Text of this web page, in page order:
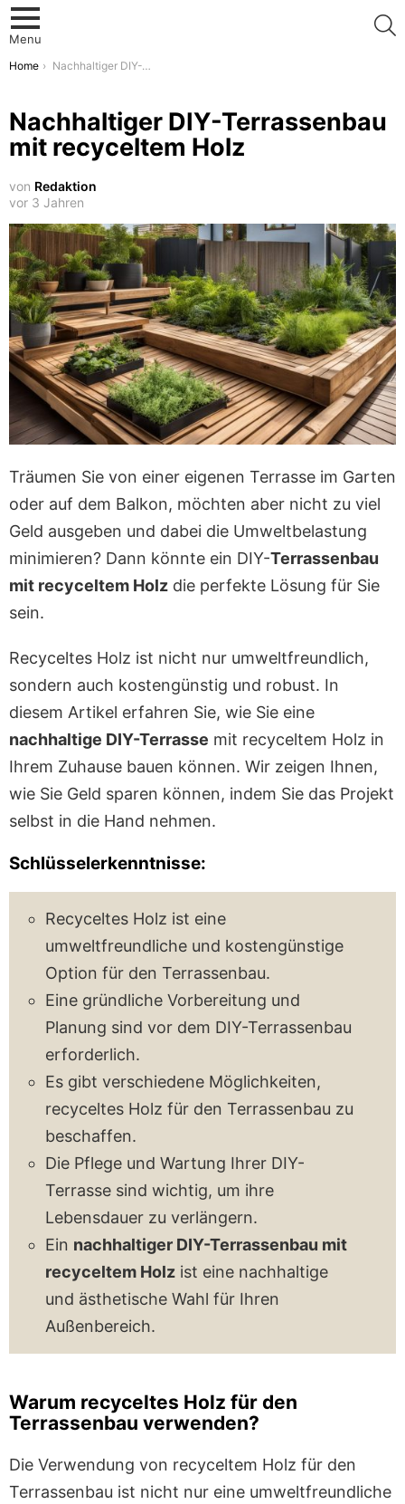
Menu
You are here:
Home Nachhaltiger DIY-Terrassenbau mit recyceltem Holz
Nachhaltiger DIY-Terrassenbau
mit recyceltem Holz
von Redaktion
vor 3 Jahren
Träumen Sie von einer eigenen Terrasse im Garten
oder auf dem Balkon, möchten aber nicht zu viel
Geld ausgeben und dabei die Umweltbelastung
minimieren? Dann könnte ein DIY-Terrassenbau
mit recyceltem Holz die perfekte Lösung für Sie
sein.
Recyceltes Holz ist nicht nur umweltfreundlich,
sondern auch kostengünstig und robust. In
diesem Artikel erfahren Sie, wie Sie eine
nachhaltige DIY-Terrasse mit recyceltem Holz in
Ihrem Zuhause bauen können. Wir zeigen Ihnen,
wie Sie Geld sparen können, indem Sie das Projekt
selbst in die Hand nehmen.
Schlüsselerkenntnisse:
Recyceltes Holz ist eine
umweltfreundliche und kostengünstige
Option für den Terrassenbau.
Eine gründliche Vorbereitung und
Planung sind vor dem DIY-Terrassenbau
erforderlich.
Es gibt verschiedene Möglichkeiten,
recyceltes Holz für den Terrassenbau zu
beschaffen.
Die Pflege und Wartung Ihrer DIY-
Terrasse sind wichtig, um ihre
Lebensdauer zu verlängern.
Ein nachhaltiger DIY-Terrassenbau mit
recyceltem Holz ist eine nachhaltige
und ästhetische Wahl für Ihren
Außenbereich.
Warum recyceltes Holz für den
Terrassenbau verwenden?
Die Verwendung von recyceltem Holz für den
Terrassenbau ist nicht nur eine umweltfreundliche